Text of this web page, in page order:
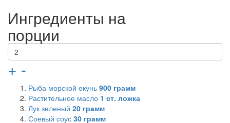
Ингредиенты на
порции
+ -
Рыба морской окунь 900 грамм
Растительное масло 1 ст. ложка
Лук зеленый 20 грамм
Соевый соус 30 грамм